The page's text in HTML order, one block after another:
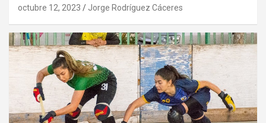
octubre 12, 2023 Jorge Rodríguez Cáceres